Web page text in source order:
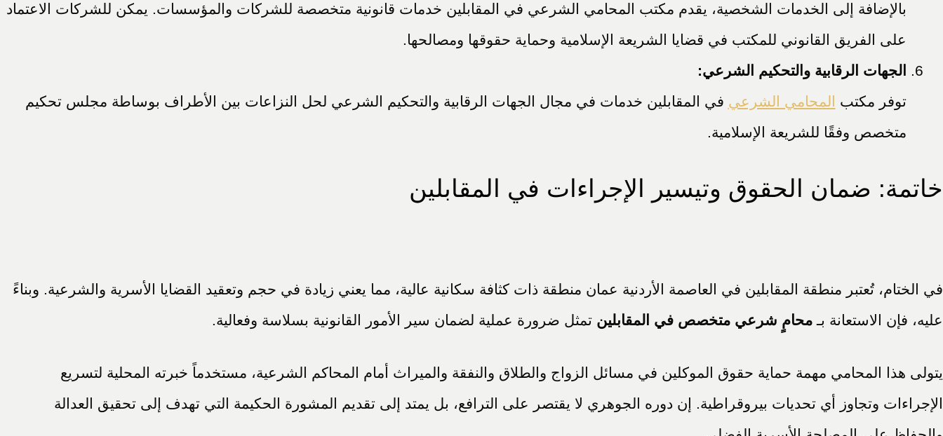
بالإضافة إلى الخدمات الشخصية، يقدم مكتب المحامي الشرعي في المقابلين خدمات قانونية متخصصة للشركات والمؤسسات. يمكن للشركات الاعتماد
على الفريق القانوني للمكتب في قضايا الشريعة الإسلامية وحماية حقوقها ومصالحها.
الجهات الرقابية والتحكيم الشرعي:
توفر مكتب
المحامي الشرعي في المقابلين خدمات في مجال الجهات الرقابية والتحكيم الشرعي لحل النزاعات بين الأطراف بوساطة مجلس تحكيم
متخصص وفقًا للشريعة الإسلامية.
خاتمة: ضمان الحقوق وتيسير الإجراءات في المقابلين
في الختام، تُعتبر منطقة المقابلين في العاصمة الأردنية عمان منطقة ذات كثافة سكانية عالية، مما يعني زيادة في حجم وتعقيد القضايا الأسرية والشرعية. وبناءً
عليه، فإن الاستعانة بـ محامٍ شرعي متخصص في المقابلين تمثل ضرورة عملية لضمان سير الأمور القانونية بسلاسة وفعالية.
يتولى هذا المحامي مهمة حماية حقوق الموكلين في مسائل الزواج والطلاق والنفقة والميراث أمام المحاكم الشرعية، مستخدماً خبرته المحلية لتسريع
الإجراءات وتجاوز أي تحديات بيروقراطية. إن دوره الجوهري لا يقتصر على الترافع، بل يمتد إلى تقديم المشورة الحكيمة التي تهدف إلى تحقيق العدالة